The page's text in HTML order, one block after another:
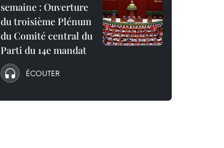
semaine : Ouverture
du troisième Plénum
du Comité central du
Parti du 14e mandat
ÉCOUTER